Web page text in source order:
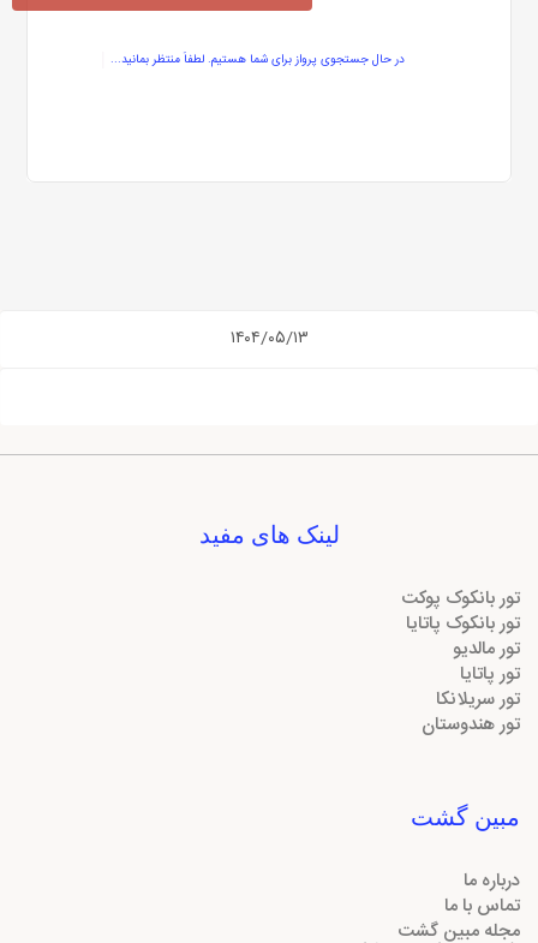
در حال جستجوی پرواز برای شما هستیم. لطفاً منتظر بمانید...
لینک های مفید
تور بانکوک پوکت
تور بانکوک پاتایا
تور مالدیو
تور پاتایا
تور سریلانکا
تور هندوستان
مبین گشت
درباره ما
تماس با ما
مجله مبین گشت